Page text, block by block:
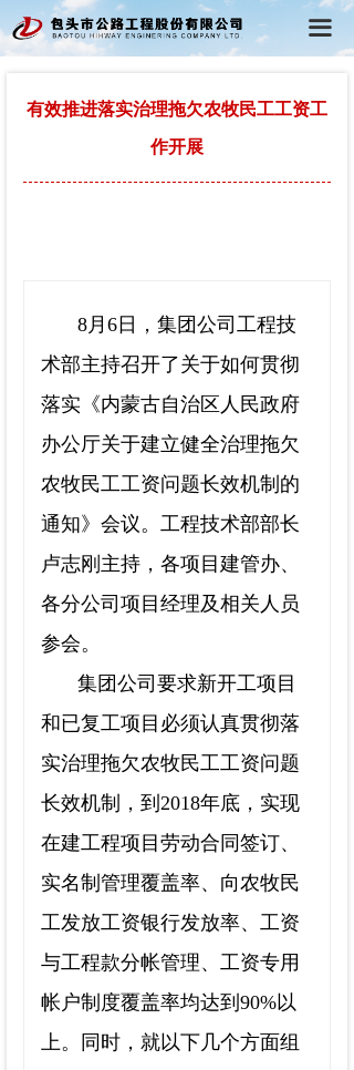
끀
首页
党建工作
有效推进落实治理拖欠农牧民工工资工
作开展
8月 6 日，集团公司工程技
术部主持召开了关于如何贯彻
落实《内蒙古自治区人民政府
办公厅关于建立健全治理拖欠
农牧民工工资问题长效机制的
通知》会议。工程技术部部长
卢志刚主持，各项目建管办、
各分公司项目经理及相关人员
参会。
集团公司要求新开工项目
和已复工项目必须认真贯彻落
实治理拖欠农牧民工工资问题
长效机制，到 2018年底，实现
在建工程项目劳动合同签订、
实名制管理覆盖率、向农牧民
工发放工资银行发放率、工资
与工程款分帐管理、工资专用
帐户制度覆盖率均达到 90%以
上。同时，就以下几个方面组